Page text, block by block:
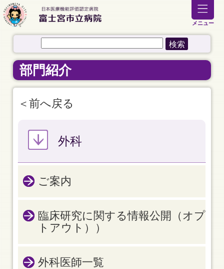
メニュー
部門紹介
前へ戻る
外科
ご案内
臨床研究に関する情報公開（オプ
トアウト））
外科医師一覧